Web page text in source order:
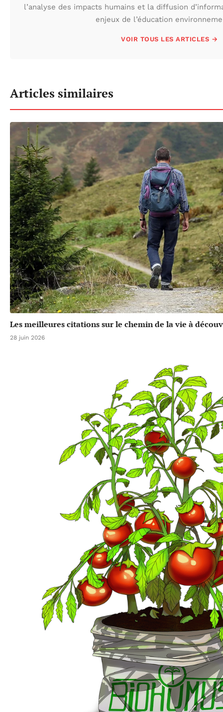
l’analyse des impacts humains et la diffusion
enjeux de l’éducation
VOIR TOUS LES ARTICLES →
Articles similaires
Les meilleures citations sur le chemin de la vie à
28 juin 2026